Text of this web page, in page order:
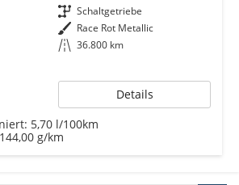
Getriebe Schaltgetriebe
Außenfarbe Race Rot Metallic
Kilometerstand 36.800 km
Details
5,70 l/100km
144,00 g/km